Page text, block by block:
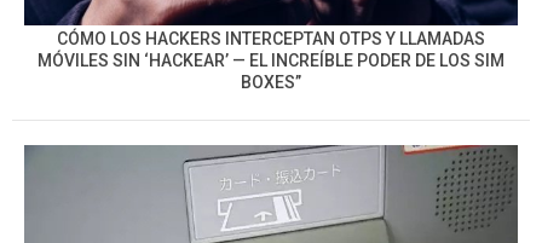
CÓMO LOS HACKERS INTERCEPTAN OTPS Y LLAMADAS
MÓVILES SIN ‘HACKEAR’ — EL INCREÍBLE PODER DE LOS SIM
BOXES”